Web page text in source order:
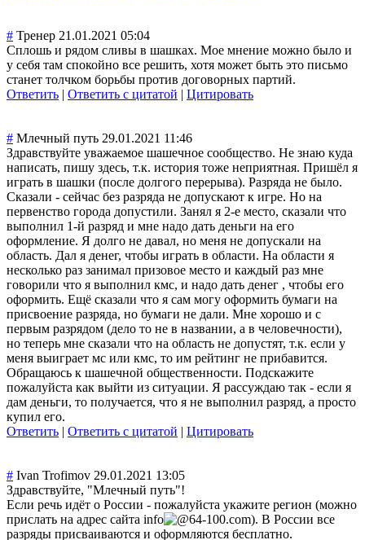
# Тренер 21.01.2021 05:04
Сплошь и рядом сливы в шашках. Мое мнение можно было и
у себя там спокойно все решить, хотя может быть это письмо
станет толчком борьбы против договорных партий.
Ответить | Ответить с цитатой | Цитировать
# Млечный путь 29.01.2021 11:46
Здравствуйте уважаемое шашечное сообщество. Не знаю куда
написать, пишу здесь, т.к. история тоже неприятная. Пришёл я
играть в шашки (после долгого перерыва). Разряда не было.
Сказали - сейчас без разряда не допускают к игре. Но на
первенство города допустили. Занял я 2-е место, сказали что
выполнил 1-й разряд и мне надо дать деньги на его
оформление. Я долго не давал, но меня не допускали на
область. Дал я денег, чтобы играть в области. На области я
несколько раз занимал призовое место и каждый раз мне
говорили что я выполнил кмс, и надо дать денег , чтобы его
оформить. Ещё сказали что я сам могу оформить бумаги на
присвоение разряда, но бумаги не дали. Мне хорошо и с
первым разрядом (дело то не в названии, а в человечности),
но теперь мне сказали что на область не допустят, т.к. если у
меня выиграет мс или кмс, то им рейтинг не прибавится.
Обращаюсь к шашечной общественности. Подскажите
пожалуйста как выйти из ситуации. Я рассуждаю так - если я
дам деньги, то получается, что я не выполнил разряд, а просто
купил его.
Ответить | Ответить с цитатой | Цитировать
# Ivan Trofimov 29.01.2021 13:05
Здравствуйте, "Млечный путь"!
Если речь идёт о России - пожалуйста укажите регион (можно
прислать на адрес сайта info 64-100.com). В России все
разряды присваиваются и оформляются бесплатно.